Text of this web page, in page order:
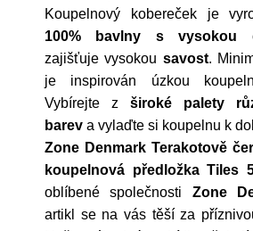
Koupelnový kobereček je
100% bavlny s vysokou
zajišťuje vysokou savost.
je inspirován úzkou
Vybírejte z široké palety
barev a vylaďte si koupelnu k
Zone Denmark Terakotově
koupelnová předložka Tiles
oblíbené společnosti Zone
artikl se na vás těší za